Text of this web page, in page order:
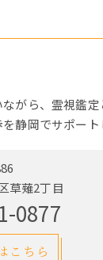
がら、霊視鑑
静岡でサポート
草薙2丁目
0877
こちら